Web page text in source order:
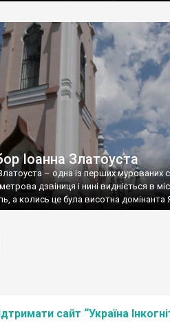
Іоанна Златоуста
– одна із перших мурованих
дзвіниця і нині видніється в
а колись це була висотна домінанта
сайт “Україна